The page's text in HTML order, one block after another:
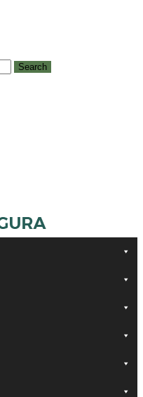
Search